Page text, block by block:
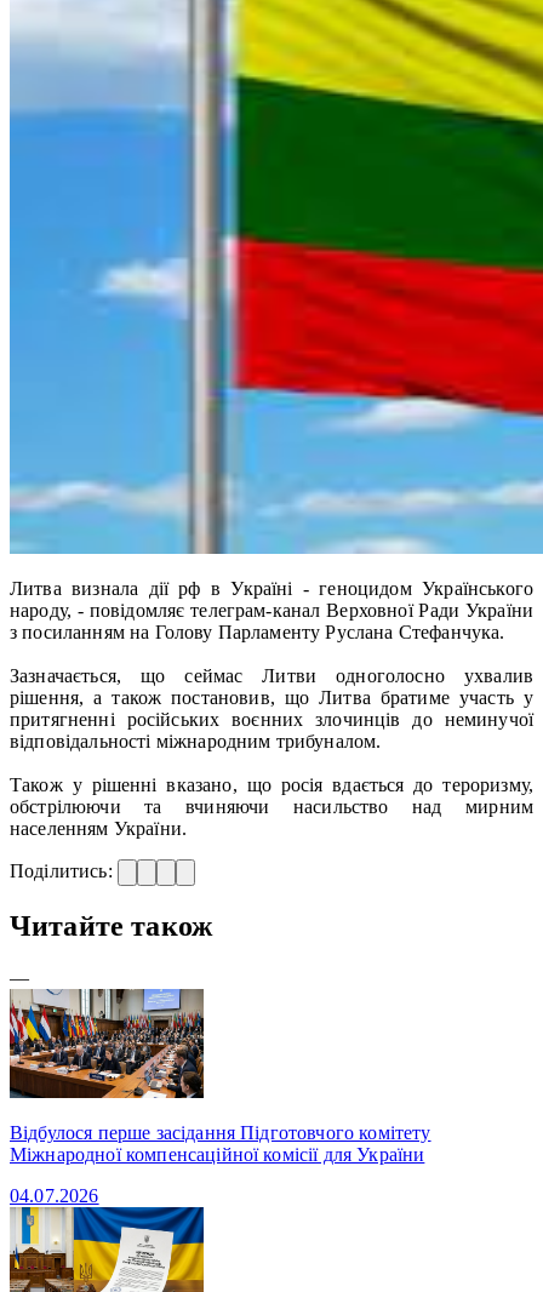
Литва визнала дії рф в Україні - геноцидом Українського
народу, - повідомляє телеграм-канал Верховної Ради України
з посиланням на Голову Парламенту Руслана Стефанчука.
Зазначається, що сеймас Литви одноголосно ухвалив
рішення, а також постановив, що Литва братиме участь у
притягненні російських воєнних злочинців до неминучої
відповідальності міжнародним трибуналом.
Також у рішенні вказано, що росія вдається до тероризму,
обстрілюючи та вчиняючи насильство над мирним
населенням України.
Поділитись:
Читайте також
—
Відбулося перше засідання Підготовчого комітету
Міжнародної компенсаційної комісії для України
04.07.2026